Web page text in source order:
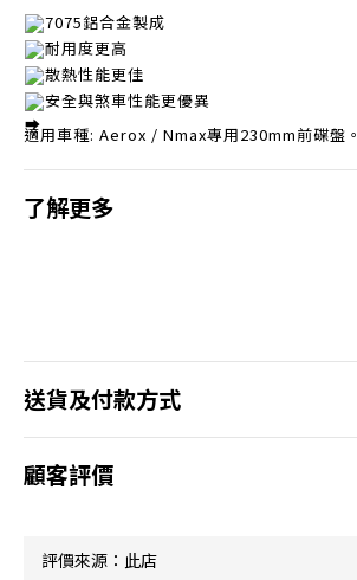
7075鋁合金製成
耐用度更高
散熱性能更佳
安全與煞車性能更優異
適用車種: Aerox / Nmax專用230mm前碟盤。
了解更多
送貨及付款方式
顧客評價